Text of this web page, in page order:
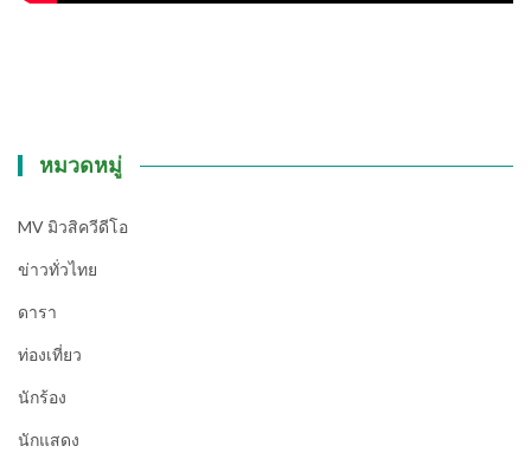
หมวดหมู่
MV มิวสิควีดีโอ
ข่าวทั่วไทย
ดารา
ท่องเที่ยว
นักร้อง
นักแสดง